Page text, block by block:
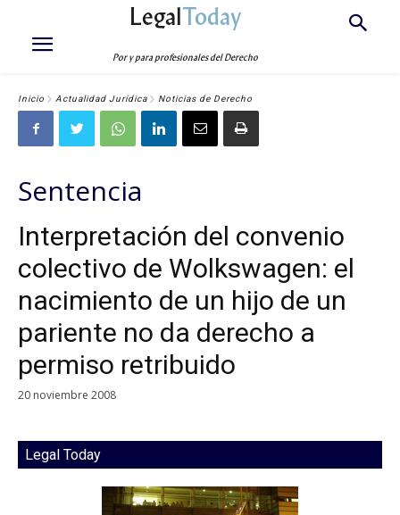
LegalToday
Por y para profesionales del Derecho
Inicio Actualidad Jurídica Noticias de Derecho
Sentencia
Interpretación del convenio
colectivo de Wolkswagen: el
nacimiento de un hijo de un
pariente no da derecho a
permiso retribuido
20 noviembre 2008
Legal Today